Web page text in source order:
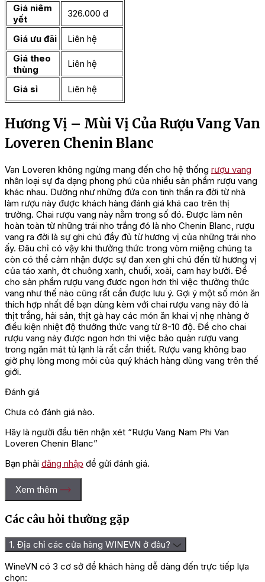
Giá niêm
yết
326.000 đ
Giá ưu đãi
Liên hệ
Giá theo
thùng
Liên hệ
Giá sỉ Liên hệ
Hương Vị – Mùi Vị Của Rượu Vang Van
Loveren Chenin Blanc
Van Loveren không ngừng mang đến cho hệ thống rượu vang
nhân loại sự đa dạng phong phú của nhiều sản phẩm rượu vang
khác nhau. Dường như những đứa con tinh thần ra đời từ nhà
làm rượu này được khách hàng đánh giá khá cao trên thị
trường. Chai rượu vang này nằm trong số đó. Được làm nên
hoàn toàn từ những trái nho trắng đó là nho Chenin Blanc, rượu
vang ra đời là sự ghi chú đầy đủ từ hương vị của những trái nho
ấy. Đâu chỉ có vậy khi thưởng thức trong vòm miệng chúng ta
còn có thể cảm nhận được sự đan xen ghi chú đến từ hương vị
của táo xanh, ớt chuông xanh, chuối, xoài, cam hay bưởi. Để
cho sản phẩm rượu vang đươc ngon hơn thì việc thưởng thức
vang như thế nào cũng rất cần được lưu ý. Gợi ý một số món ăn
thích hợp nhất để bạn dùng kèm với chai rượu vang này đó là
thịt trắng, hải sản, thịt gà hay các món ăn khai vị nhẹ nhàng ở
điều kiện nhiệt độ thưởng thức vang từ 8-10 độ. Để cho chai
rượu vang này được ngon hơn thì việc bảo quản rượu vang
trong ngăn mát tủ lạnh là rất cần thiết. Rượu vang không bao
giờ phụ lòng mong mỏi của quý khách hàng dùng vang trên thế
giới.
Đánh giá
Chưa có đánh giá nào.
Hãy là người đầu tiên nhận xét “Rượu Vang Nam Phi Van
Loveren Chenin Blanc”
Bạn phải đăng nhập để gửi đánh giá.
Xem thêm
Các câu hỏi thường gặp
1. Địa chỉ các cửa hàng WINEVN ở đâu?
WineVN có 3 cơ sở để khách hàng dễ dàng đến trực tiếp lựa
chọn: